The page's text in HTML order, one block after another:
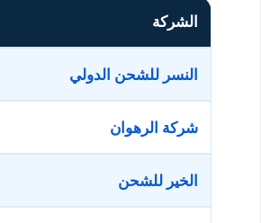
الشركة
النسر للشحن الدولي
شركة الرهوان
الخير للشحن